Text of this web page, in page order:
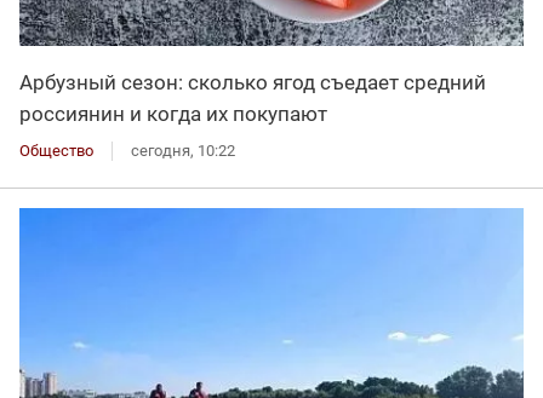
Арбузный сезон: сколько ягод съедает средний
россиянин и когда их покупают
Общество сегодня, 10:22